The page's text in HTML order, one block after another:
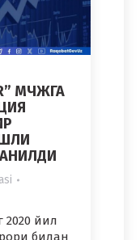
МЧЖГА
йил
билан